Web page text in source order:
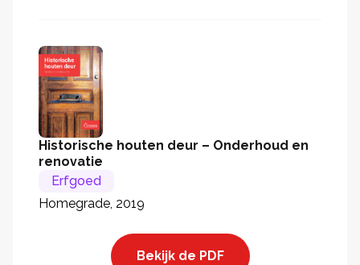
Historische houten deur – Onderhoud en
renovatie
Erfgoed
Homegrade, 2019
Bekijk de PDF